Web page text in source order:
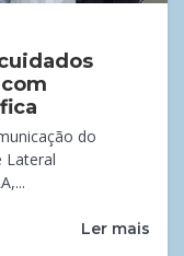
do
Lateral
Ler mais